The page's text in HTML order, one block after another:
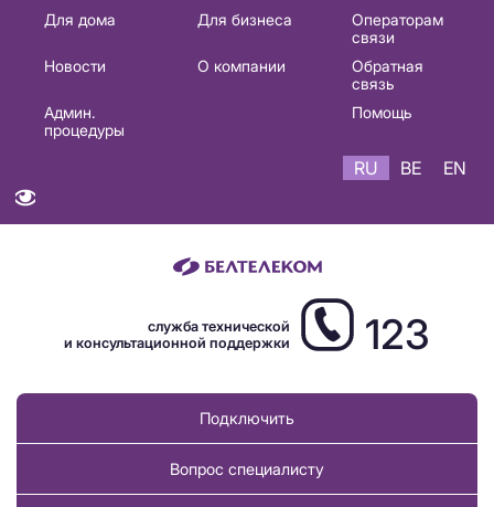
Основная
навигация
Для дома Для бизнеса
Операторам
связи
Новости
О компании
Обратная
связь
Админ.
процедуры
Помощь
RU BE EN
служба технической
и консультационной поддержки
123
Подключить
Вопрос специалисту